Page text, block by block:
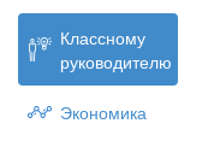
Классному
руководителю
Экономика